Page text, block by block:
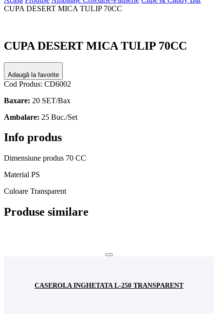
CUPA DESERT MICA TULIP 70CC
CUPA DESERT MICA TULIP 70CC
Adaugă la favorite
Cod Produs: CD6002
Baxare: 20 SET/Bax
Ambalare: 25 Buc./Set
Info produs
Dimensiune produs 70 CC
Material PS
Culoare Transparent
Produse similare
CASEROLA INGHETATA L-250 TRANSPARENT